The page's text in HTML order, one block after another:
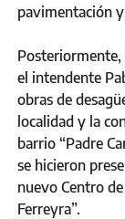
pavimentación
el intendente
obras de
localidad y la
barrio “Padre
se hicieron
nuevo Centro
Ferreyra”.